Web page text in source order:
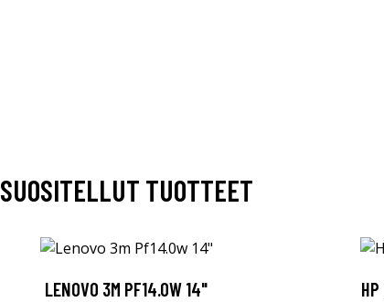
SUOSITELLUT TUOTTEET
LENOVO 3M PF14.0W 14"